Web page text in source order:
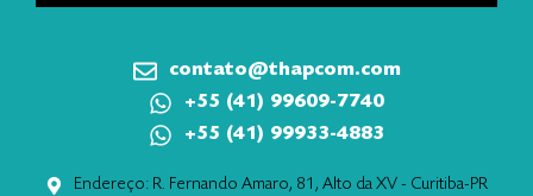
contato@thapcom.com
+55 (41) 99609-7740
+55 (41) 99933-4883
Endereço: R. Fernando Amaro, 81, Alto da XV - Curitiba-PR